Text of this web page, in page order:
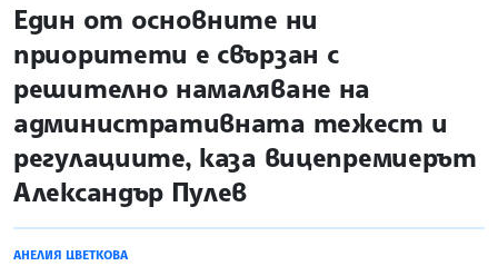
site.bta
Един от основните ни
приоритети е свързан с
решително намаляване на
административната тежест и
регулациите, каза вицепремиерът
Александър Пулев
АНЕЛИЯ ЦВЕТКОВА